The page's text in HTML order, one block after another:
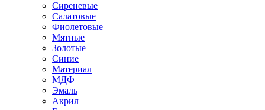
Сиреневые
Салатовые
Фиолетовые
Мятные
Золотые
Синие
Материал
МДФ
Эмаль
Акрил